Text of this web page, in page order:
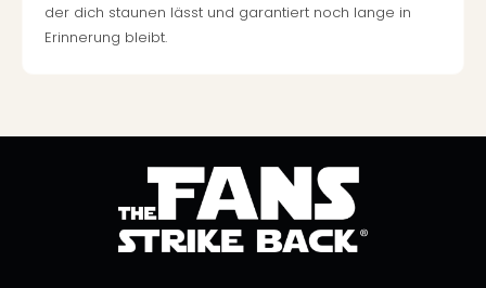
der dich staunen lässt und garantiert noch lange in
Erinnerung bleibt.